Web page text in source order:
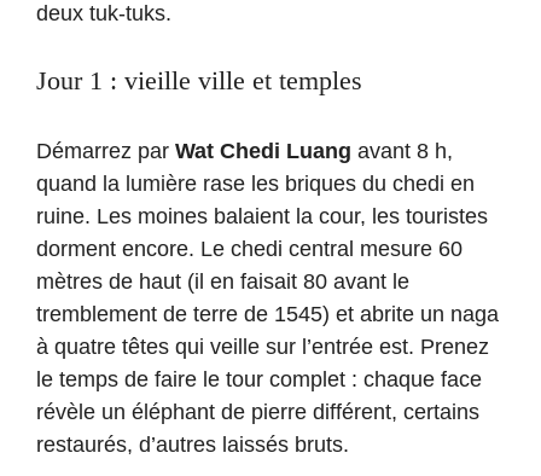
deux tuk-tuks.
Jour 1 : vieille ville et temples
Démarrez par Wat Chedi Luang avant 8 h,
quand la lumière rase les briques du chedi en
ruine. Les moines balaient la cour, les touristes
dorment encore. Le chedi central mesure 60
mètres de haut (il en faisait 80 avant le
tremblement de terre de 1545) et abrite un naga
à quatre têtes qui veille sur l’entrée est. Prenez
le temps de faire le tour complet : chaque face
révèle un éléphant de pierre différent, certains
restaurés, d’autres laissés bruts.